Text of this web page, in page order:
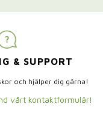
& SUPPORT
och hjälper dig gärna!
vårt kontaktformulär!